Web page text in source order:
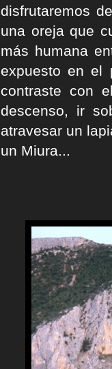
disfrutaremos
una oreja que
más humana
expuesto en el
contraste con
descenso, ir
atravesar un
un Miura...